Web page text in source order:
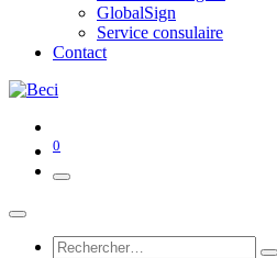
GlobalSign
Service consulaire
Contact
0